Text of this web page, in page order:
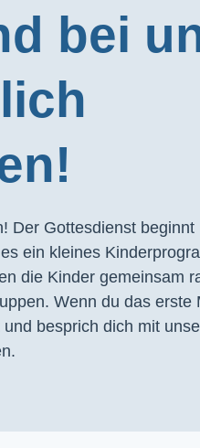
bei
Der Gottesdienst beginnt
ein kleines
die Kinder gemeinsam
Wenn du das erste
besprich dich mit